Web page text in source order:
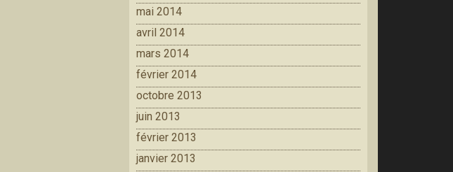
mai 2014
avril 2014
mars 2014
février 2014
octobre 2013
juin 2013
février 2013
janvier 2013